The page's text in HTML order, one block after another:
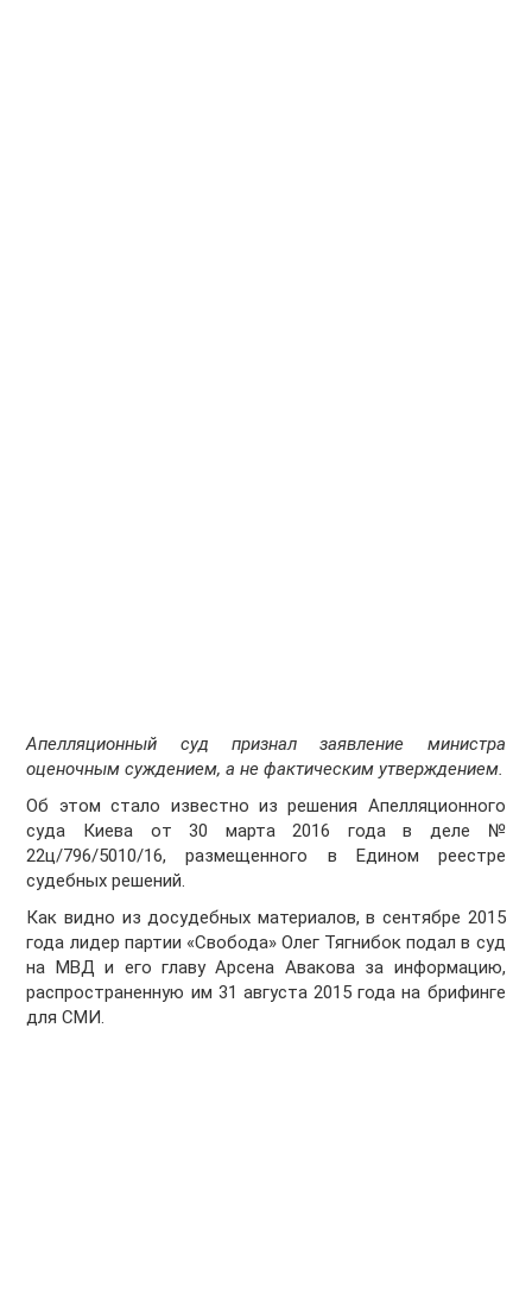
Апелляционный суд признал заявление министра
оценочным суждением, а не фактическим утверждением.
Об этом стало известно из решения Апелляционного
суда Киева от 30 марта 2016 года в деле №
22ц/796/5010/16, размещенного в Едином реестре
судебных решений.
Как видно из досудебных материалов, в сентябре 2015
года лидер партии «Свобода» Олег Тягнибок подал в суд
на МВД и его главу Арсена Авакова за информацию,
распространенную им 31 августа 2015 года на брифинге
для СМИ.